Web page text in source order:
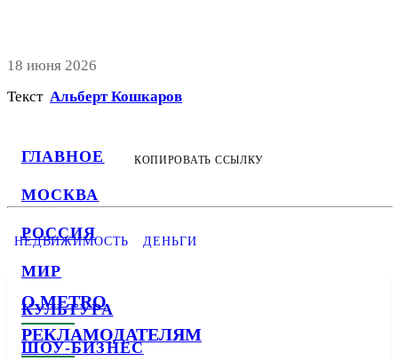
ГЛАВНОЕ
МОСКВА
РОССИЯ
МИР
КУЛЬТУРА
ШОУ-БИЗНЕС
18 июня 2026
Текст Альберт Кошкаров
КОПИРОВАТЬ ССЫЛКУ
НЕДВИЖИМОСТЬ ДЕНЬГИ
О METRO
РЕКЛАМОДАТЕЛЯМ